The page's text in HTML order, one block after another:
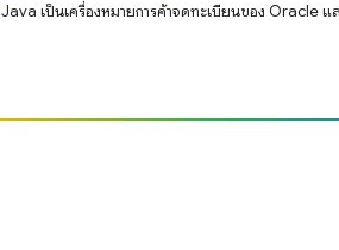
Java เป็นเครื่องหมายการค้าจดทะเบียนของ Oracle แ